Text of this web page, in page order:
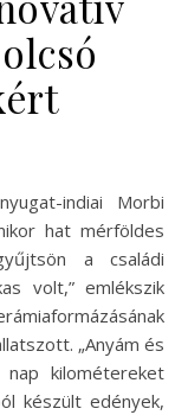
hat mérföldes
a családi
volt,” emlékszik
„Anyám és
kilométereket
készült edények,